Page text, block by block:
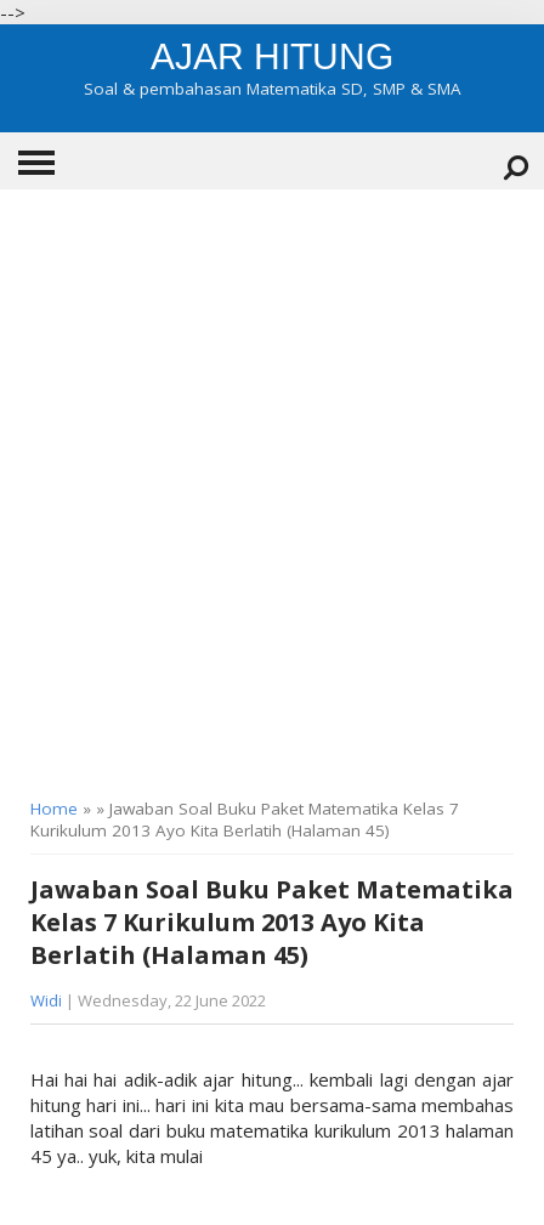
-->
AJAR HITUNG
Soal & pembahasan Matematika SD, SMP & SMA
Home » » Jawaban Soal Buku Paket Matematika Kelas 7
Kurikulum 2013 Ayo Kita Berlatih (Halaman 45)
Jawaban Soal Buku Paket Matematika
Kelas 7 Kurikulum 2013 Ayo Kita
Berlatih (Halaman 45)
Widi | Wednesday, 22 June 2022
Hai hai hai adik-adik ajar hitung... kembali lagi dengan ajar
hitung hari ini... hari ini kita mau bersama-sama membahas
latihan soal dari buku matematika kurikulum 2013 halaman
45 ya.. yuk, kita mulai